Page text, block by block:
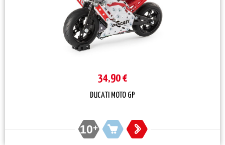
34,90 €
DUCATI MOTO GP
10+